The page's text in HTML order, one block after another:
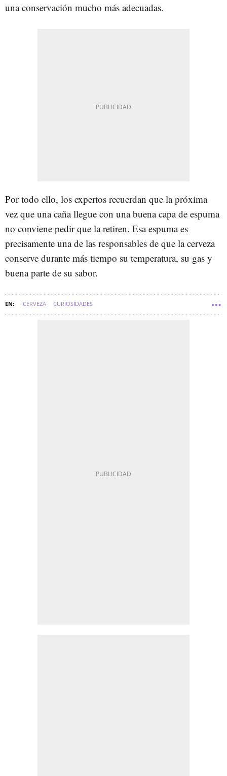
una conservación mucho más adecuadas.
Por todo ello, los expertos recuerdan que la próxima
vez que una caña llegue con una buena capa de espuma
no conviene pedir que la retiren. Esa espuma es
precisamente una de las responsables de que la cerveza
conserve durante más tiempo su temperatura, su gas y
buena parte de su sabor.
CERVEZA CURIOSIDADES